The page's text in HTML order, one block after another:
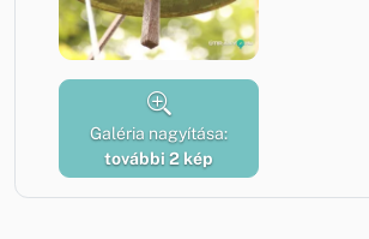
Galéria nagyítása:
további 2 kép